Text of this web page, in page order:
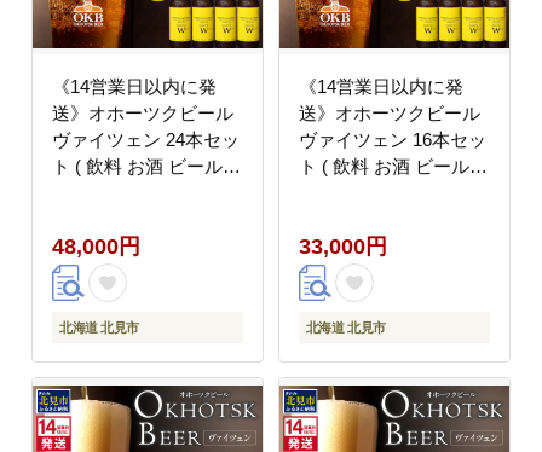
《14営業日以内に発
送》オホーツクビール
ヴァイツェン 24本セッ
ト ( 飲料 お酒 ビール
ト のし )【028-0081】
48,000円
北海道 北見市
《14営業日以内に発
送》オホーツクビール
ヴァイツェン 16本セッ
ト ( 飲料 お酒 ビール
ト のし )【028-0080】
33,000円
北海道 北見市